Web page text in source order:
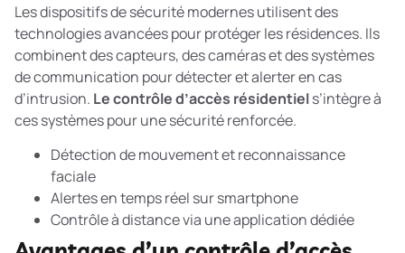
Les dispositifs de sécurité modernes utilisent des
technologies avancées pour protéger les résidences. Ils
combinent des capteurs, des caméras et des systèmes
de communication pour détecter et alerter en cas
d’intrusion. Le contrôle d’accès résidentiels’intègre à
ces systèmes pour une sécurité renforcée.
Détection de mouvement et reconnaissance
faciale
Alertes en temps réel sur smartphone
Contrôle à distance via une application dédiée